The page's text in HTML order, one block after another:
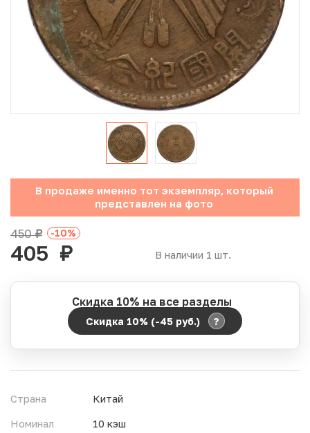
Юбилейные монеты Банка России (с 1999 года)
Памятные и инвестиционные монеты СССР и России
Иностранные монеты
Неофициальные выпуски монет (Unusual)
Античные и средневековые монеты
Наборы монет
Инвестиционные монеты
В продаже именно тот экземпляр, который
представлен на фото
В наличии 1 шт.
450руб. -10%
405 руб.
Скидка 10% на все разделы
Скидка 10% (-45 руб.) ?
Период действия акции:
17
Страна
Китай
Номинал
10 кэш